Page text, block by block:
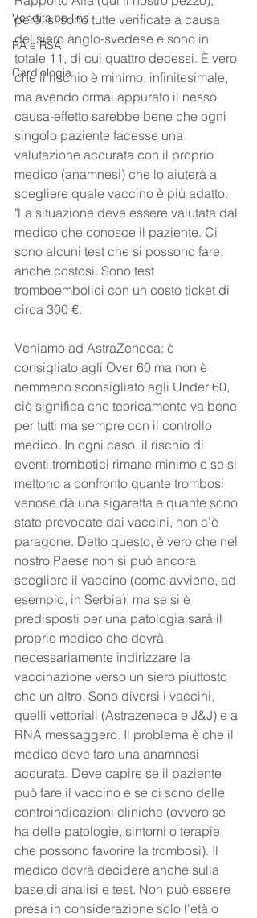
Vendita on-line
RA e RSA
Cardiologia
però, si sono tutte verificate a causa
del siero anglo-svedese e sono in
totale 11, di cui quattro decessi. È vero
che il rischio è minimo, infinitesimale,
ma avendo ormai appurato il nesso
causa-effetto sarebbe bene che ogni
singolo paziente facesse una
valutazione accurata con il proprio
medico (anamnesi) che lo aiuterà a
scegliere quale vaccino è più adatto.
"La situazione deve essere valutata dal
medico che conosce il paziente. Ci
sono alcuni test che si possono fare,
anche costosi. Sono test
tromboembolici con un costo ticket di
circa 300 €.
Veniamo ad AstraZeneca: è
consigliato agli Over 60 ma non è
nemmeno sconsigliato agli Under 60,
ciò significa che teoricamente va bene
per tutti ma sempre con il controllo
medico. In ogni caso, il rischio di
eventi trombotici rimane minimo e se si
mettono a confronto quante trombosi
venose dà una sigaretta e quante sono
state provocate dai vaccini, non c'è
paragone. Detto questo, è vero che nel
nostro Paese non si può ancora
scegliere il vaccino (come avviene, ad
esempio, in Serbia), ma se si è
predisposti per una patologia sarà il
proprio medico che dovrà
necessariamente indirizzare la
vaccinazione verso un siero piuttosto
che un altro. Sono diversi i vaccini,
quelli vettoriali (Astrazeneca e J&J) e a
RNA messaggero. Il problema è che il
medico deve fare una anamnesi
accurata. Deve capire se il paziente
può fare il vaccino e se ci sono delle
controindicazioni cliniche (ovvero se
ha delle patologie, sintomi o terapie
che possono favorire la trombosi). Il
medico dovrà decidere anche sulla
base di analisi e test. Non può essere
presa in considerazione solo l'età o